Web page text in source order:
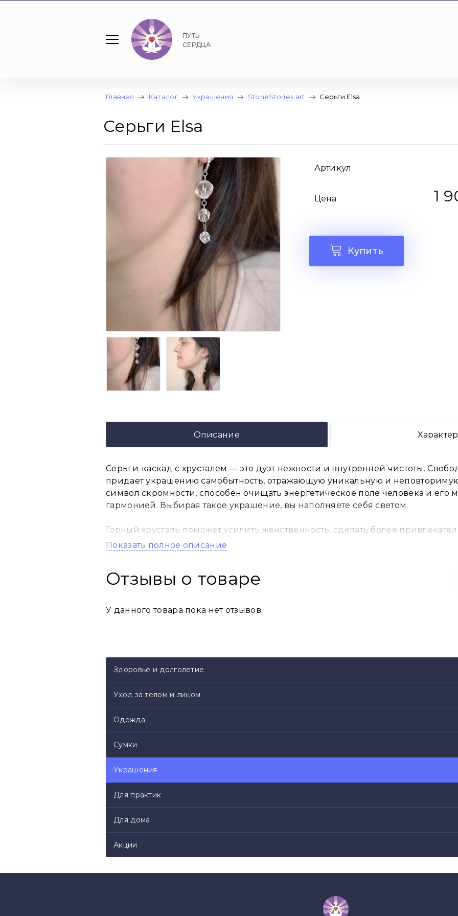
ПУТЬ
СЕРДЦА
Здоровье и долголетие
Уход за телом и лицом
Одежда
Сумки
Украшения
Для практик
Для дома
Акции
Главная Каталог Украшения StoneStories.art Серьги Elsa
Серьги Elsa
Артикул
Цена 1
Купить
Описание
Серьги-каскад с хрусталем — это дуэт нежности и внутренней чистоты.
придает украшению самобытность, отражающую уникальную и неповторимую
символ скромности, способен очищать энергетическое поле человека и его
гармонией. Выбирая такое украшение, вы наполняете себя светом.
Горный хрусталь поможет усилить женственность, сделать более
сможете отдохнуть, снять усталость и найти вдохновение.
Небольшие правила ухода за изделием помогут надолго сохранить его
- Избегайте попадания на украшение воды, парфюма, дезодоранта или
и оттенок камней сильно зависят от освещения, поэтому вживую изделие
многогранной палитрой самоцветов.
Показать полное описание
Отзывы о товаре
У данного товара пока нет отзывов.